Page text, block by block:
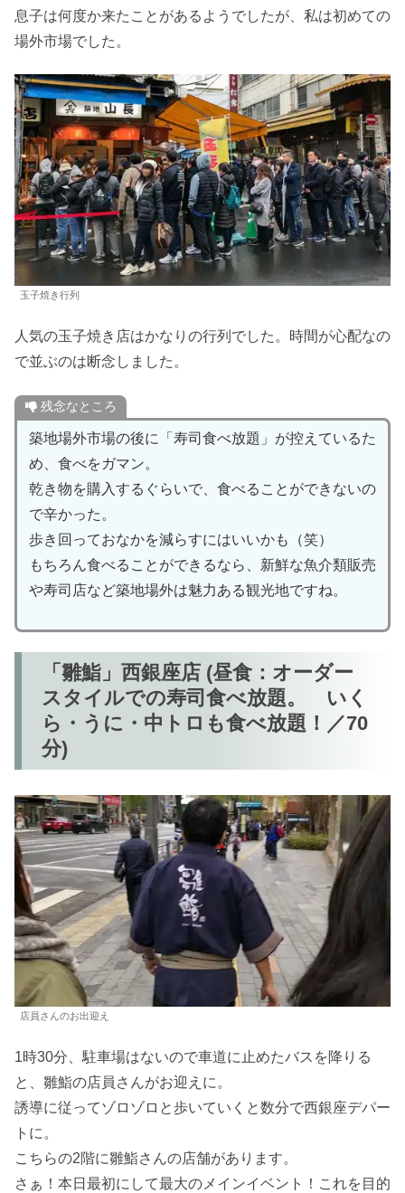
息子は何度か来たことがあるようでしたが、私は初めての
場外市場でした。
玉子焼き行列
人気の玉子焼き店はかなりの行列でした。時間が心配なの
で並ぶのは断念しました。
残念なところ
築地場外市場の後に「寿司食べ放題」が控えているた
め、食べをガマン。
乾き物を購入するぐらいで、食べることができないの
で辛かった。
歩き回っておなかを減らすにはいいかも（笑）
もちろん食べることができるなら、新鮮な魚介類販売
や寿司店など築地場外は魅力ある観光地ですね。
「雛鮨」西銀座店 (昼食：オーダー
スタイルでの寿司食べ放題。 いく
ら・うに・中トロも食べ放題！／70
分)
店員さんのお出迎え
1時30分、駐車場はないので車道に止めたバスを降りる
と、雛鮨の店員さんがお迎えに。
誘導に従ってゾロゾロと歩いていくと数分で西銀座デパー
トに。
こちらの2階に雛鮨さんの店舗があります。
さぁ！本日最初にして最大のメインイベント！これを目的